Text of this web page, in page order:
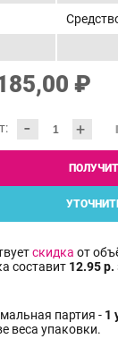
₽
- +
скидка от
составит 12.95 р.
партия - 1
веса упаковки.